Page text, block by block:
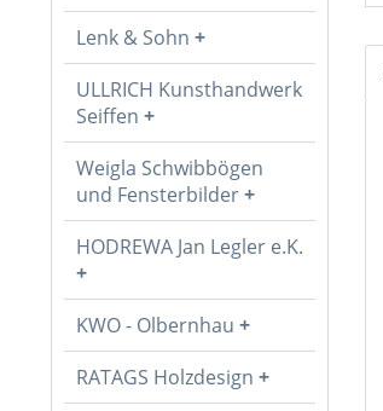
Lenk & Sohn
ULLRICH Kunsthandwerk
Seiffen
Weigla Schwibbögen
und Fensterbilder
HODREWA Jan Legler e.K.
KWO - Olbernhau
RATAGS Holzdesign